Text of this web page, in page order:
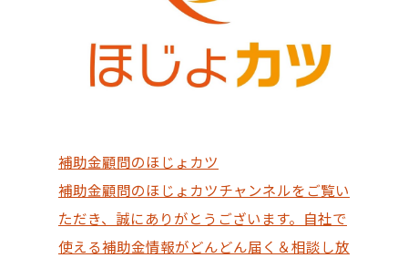
補助金顧問のほじょカツ
補助金顧問のほじょカツチャンネルをご覧い
ただき、誠にありがとうございます。自社で
使える補助金情報がどんどん届く＆相談し放